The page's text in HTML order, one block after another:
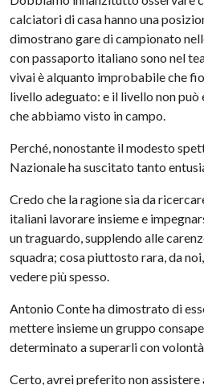
calciatori di casa hanno una
dimostrano gare di campionato
con passaporto italiano sono nel
vivai è alquanto improbabile che
livello adeguato: e il livello non può
che abbiamo visto in campo.
Perché, nonostante il modesto
Nazionale ha suscitato tanto
Credo che la ragione sia da
italiani lavorare insieme e
un traguardo, supplendo alle
squadra; cosa piuttosto rara, da
vedere più spesso.
Antonio Conte ha dimostrato di
mettere insieme un gruppo
determinato a superarli con volontà
Certo, avrei preferito non assistere